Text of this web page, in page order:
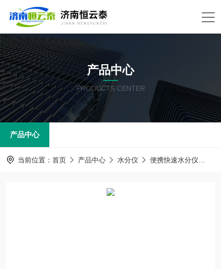
产品中心
PRODUCTS CENTER
产品中心
当前位置： 首页 产品中心 水分仪 便携快速水分仪